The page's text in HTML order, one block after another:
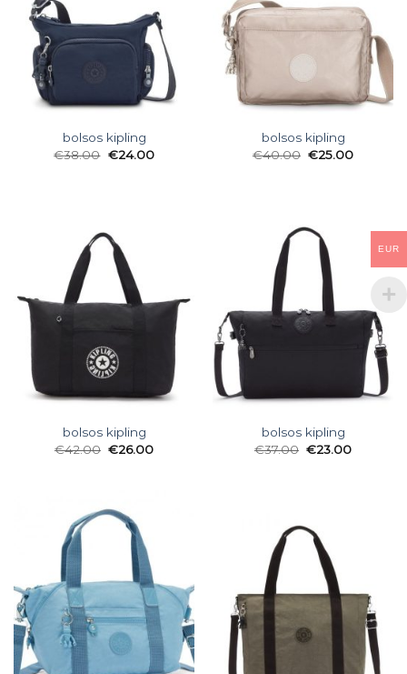
bolsos kipling
€38.00 €24.00
bolsos kipling
€40.00 €25.00
bolsos kipling
€42.00 €26.00
bolsos kipling
€37.00 €23.00
EUR